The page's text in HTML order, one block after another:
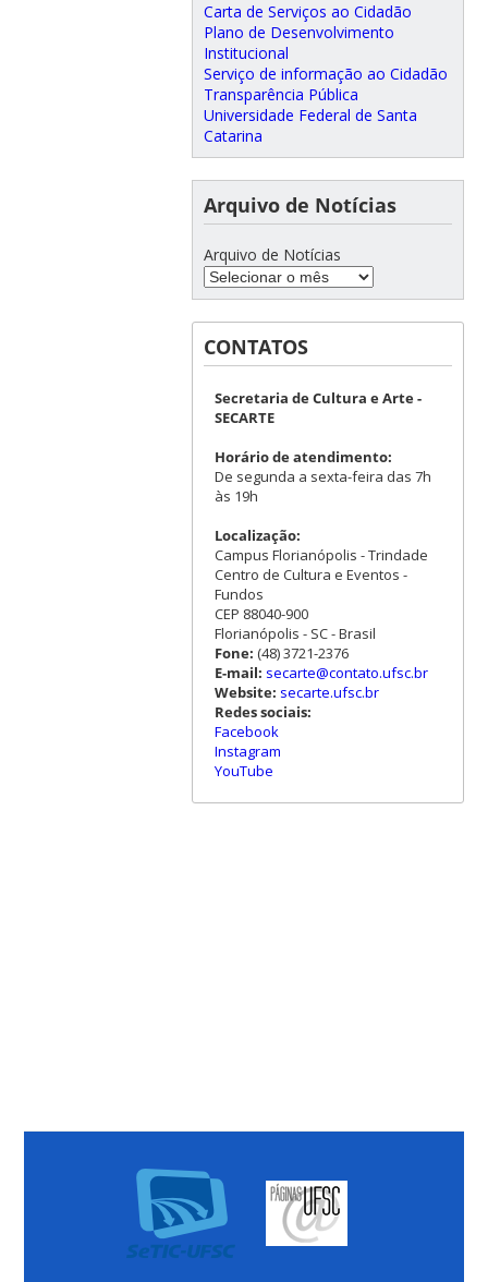
Carta de Serviços ao Cidadão
Plano de Desenvolvimento
Institucional
Serviço de informação ao Cidadão
Transparência Pública
Universidade Federal de Santa
Catarina
Arquivo de Notícias
Arquivo de Notícias
CONTATOS
Secretaria de Cultura e Arte -
SECARTE
Horário de atendimento:
De segunda a sexta-feira das 7h
às 19h
Localização:
Campus Florianópolis - Trindade
Centro de Cultura e Eventos -
Fundos
CEP 88040-900
Florianópolis - SC - Brasil
Fone: (48) 3721-2376
E-mail: secarte@contato.ufsc.br
Website: secarte.ufsc.br
Redes sociais:
Facebook
Instagram
YouTube